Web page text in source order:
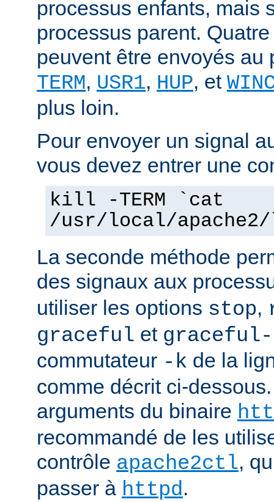
processus enfants, mais
processus parent.
peuvent être envoyés au
TERM, USR1, HUP, et
plus loin.
Pour envoyer un signal
vous devez entrer une
kill -TERM `cat
/usr/local/
La seconde méthode
des signaux aux
utiliser les options stop,
graceful et
commutateur -k de la
comme décrit ci-
arguments du binaire
recommandé de les
contrôle apache2ctl,
passer à httpd.